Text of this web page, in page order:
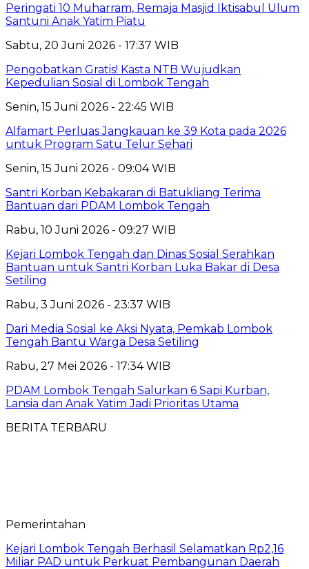
Peringati 10 Muharram, Remaja Masjid Iktisabul Ulum
Santuni Anak Yatim Piatu
Sabtu, 20 Juni 2026 - 17:37 WIB
Pengobatkan Gratis! Kasta NTB Wujudkan
Kepedulian Sosial di Lombok Tengah
Senin, 15 Juni 2026 - 22:45 WIB
Alfamart Perluas Jangkauan ke 39 Kota pada 2026
untuk Program Satu Telur Sehari
Senin, 15 Juni 2026 - 09:04 WIB
Santri Korban Kebakaran di Batukliang Terima
Bantuan dari PDAM Lombok Tengah
Rabu, 10 Juni 2026 - 09:27 WIB
Kejari Lombok Tengah dan Dinas Sosial Serahkan
Bantuan untuk Santri Korban Luka Bakar di Desa
Setiling
Rabu, 3 Juni 2026 - 23:37 WIB
Dari Media Sosial ke Aksi Nyata, Pemkab Lombok
Tengah Bantu Warga Desa Setiling
Rabu, 27 Mei 2026 - 17:34 WIB
PDAM Lombok Tengah Salurkan 6 Sapi Kurban,
Lansia dan Anak Yatim Jadi Prioritas Utama
BERITA TERBARU
Pemerintahan
Kejari Lombok Tengah Berhasil Selamatkan Rp2,16
Miliar PAD untuk Perkuat Pembangunan Daerah